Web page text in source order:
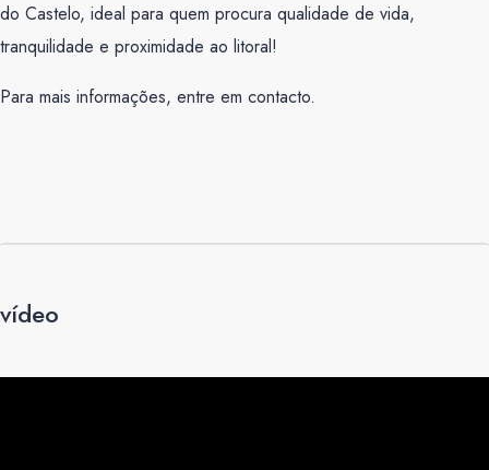
do Castelo, ideal para quem procura qualidade de vida,
tranquilidade e proximidade ao litoral!
Para mais informações, entre em contacto.
vídeo